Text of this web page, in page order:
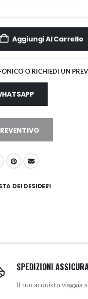
Aggiungi Al Carrello
O RICHIEDI UN
DEI DESIDERI
SPEDIZIONI
Il tuo acquisto viaggia